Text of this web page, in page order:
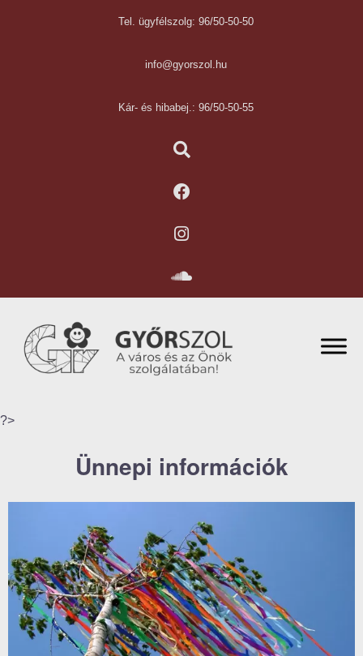
Tel. ügyfélszolg: 96/50-50-50
info@gyorszol.hu
Kár- és hibabej.: 96/50-50-55
?>
Ünnepi információk